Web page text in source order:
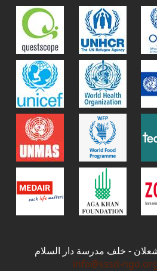
- خلف مدرسة دار السلام
info@sssd-